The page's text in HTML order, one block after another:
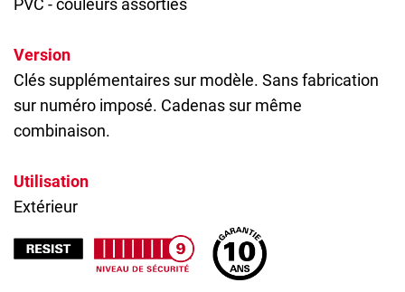
PVC - couleurs assorties
Version
Clés supplémentaires sur modèle. Sans fabrication
sur numéro imposé. Cadenas sur même
combinaison.
Utilisation
Extérieur